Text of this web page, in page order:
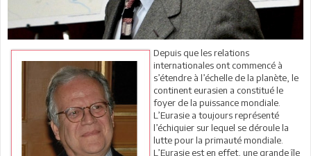
Depuis que les relations
internationales ont commencé à
s’étendre à l’échelle de la planète, le
continent eurasien a constitué le
foyer de la puissance mondiale.
L’Eurasie a toujours représenté
l’échiquier sur lequel se déroule la
lutte pour la primauté mondiale.
L’Eurasie est en effet, une grande île